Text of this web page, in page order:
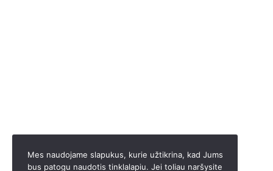
Mes naudojame slapukus, kurie užtikrina, kad Jums
bus patogu naudotis tinklalapiu. Jei toliau naršysite